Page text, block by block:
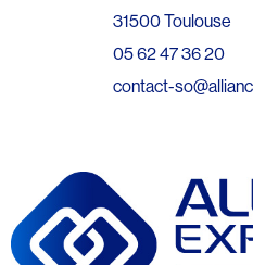
31500 Toulouse
05 62 47 36 20
contact-